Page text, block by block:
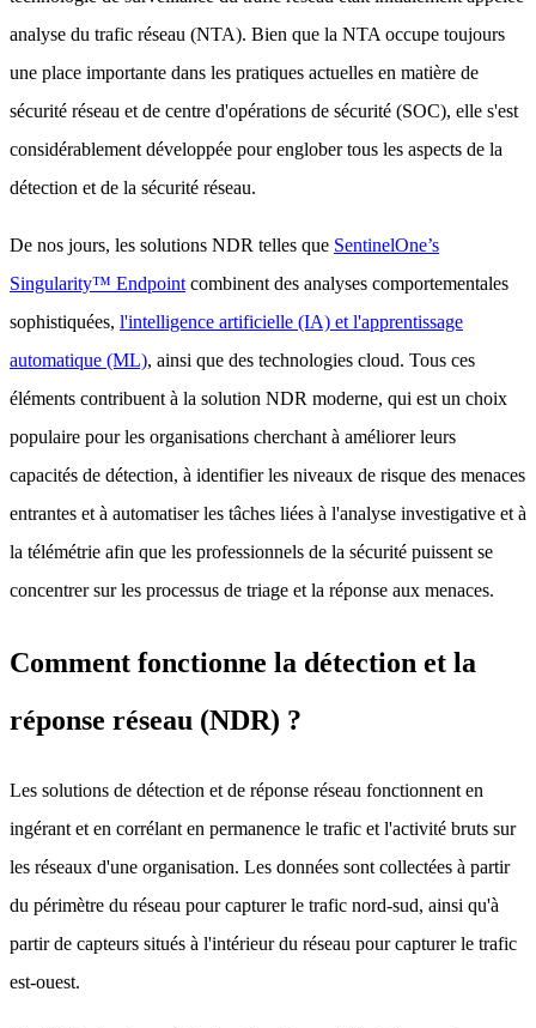
analyse du trafic réseau (NTA). Bien que la NTA occupe toujours
une place importante dans les pratiques actuelles en matière de
sécurité réseau et de centre d'opérations de sécurité (SOC), elle s'est
considérablement développée pour englober tous les aspects de la
détection et de la sécurité réseau.
De nos jours, les solutions NDR telles que SentinelOne’s
Singularity™ Endpoint combinent des analyses comportementales
sophistiquées, l'intelligence artificielle (IA) et l'apprentissage
automatique (ML), ainsi que des technologies cloud. Tous ces
éléments contribuent à la solution NDR moderne, qui est un choix
populaire pour les organisations cherchant à améliorer leurs
capacités de détection, à identifier les niveaux de risque des menaces
entrantes et à automatiser les tâches liées à l'analyse investigative et à
la télémétrie afin que les professionnels de la sécurité puissent se
concentrer sur les processus de triage et la réponse aux menaces.
Comment fonctionne la détection et la
réponse réseau (NDR) ?
Les solutions de détection et de réponse réseau fonctionnent en
ingérant et en corrélant en permanence le trafic et l'activité bruts sur
les réseaux d'une organisation. Les données sont collectées à partir
du périmètre du réseau pour capturer le trafic nord-sud, ainsi qu'à
partir de capteurs situés à l'intérieur du réseau pour capturer le trafic
est-ouest.